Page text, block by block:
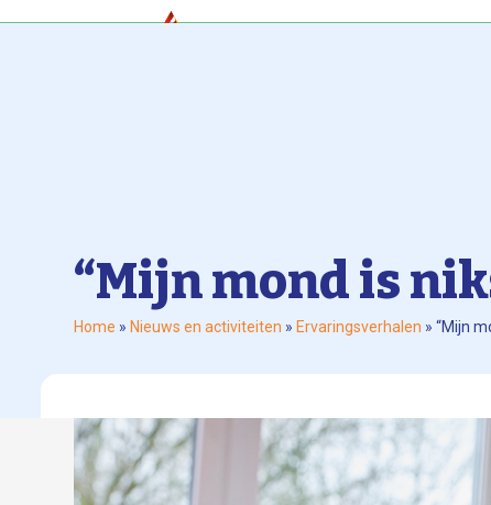
“Mijn mond is
Home » Nieuws en activiteiten » Ervaringsverhalen »“Mijn